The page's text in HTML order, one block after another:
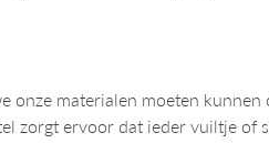
onze materialen moeten
zorgt ervoor dat ieder vuiltje of